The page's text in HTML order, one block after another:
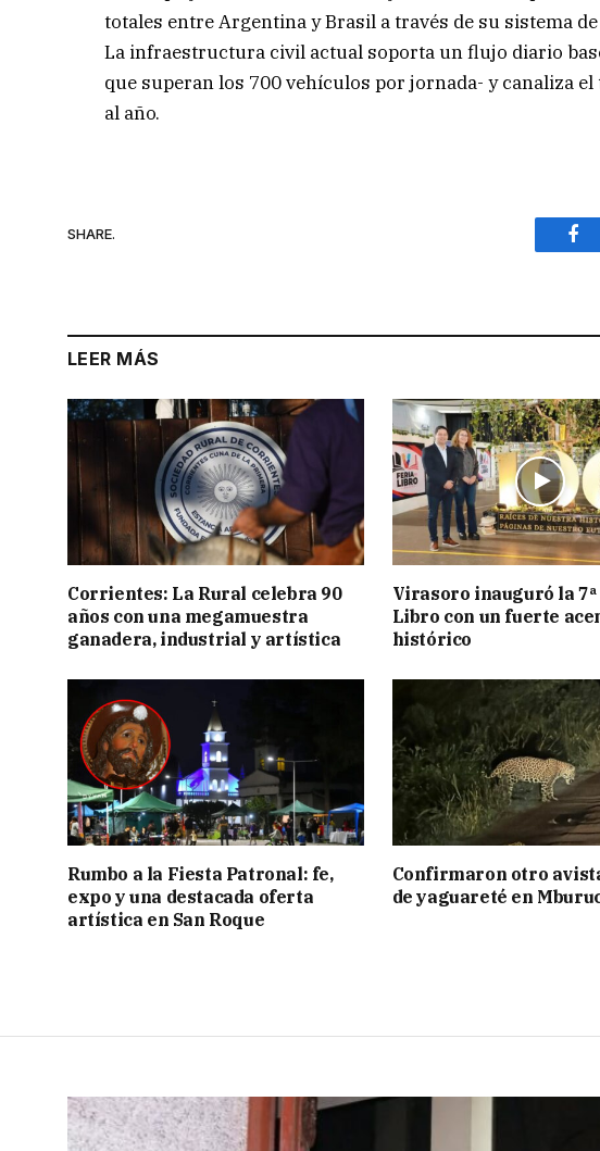
totales entre Argentina y Brasil a través de su sistema
La infraestructura civil actual soporta un flujo diario
que superan los 700 vehículos por jornada- y canaliza
al año.
SHARE.
LEER MÁS
Corrientes: La Rural celebra 90
años con una megamuestra
ganadera, industrial y artística
Virasoro inauguró la
Libro con un fuerte
histórico
Rumbo a la Fiesta Patronal: fe,
expo y una destacada oferta
artística en San Roque
Confirmaron otro
de yaguareté en